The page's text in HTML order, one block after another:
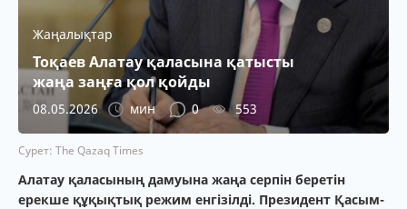
Жаңалықтар
Тоқаев Алатау қаласына қатысты
жаңа заңға қол қойды
08.05.2026 мин 0 553
Сурет: The Qazaq Times
Алатау қаласының дамуына жаңа серпін беретін
ерекше құқықтық режим енгізілді. Президент Қасым-